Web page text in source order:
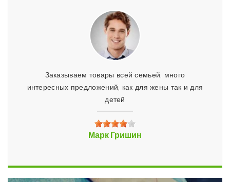
Заказываем товары всей семьей, много
интересных предложений, как для жены так и для
детей
Марк Гришин